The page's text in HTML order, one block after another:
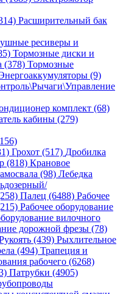
Расширительный бак
ресиверы и
Тормозные диски и
(378) Тормозные
(9)
комплект (68)
кабины (279)
Грохот (517) Дробилка
(818) Крановое
(98) Лебедка
Палец (6488) Рабочее
Рабочее оборудование
вилочного
дорожной фрезы (78)
(439) Рыхлительное
(494) Трапеция и
рабочего (6268)
Патрубки (4905)